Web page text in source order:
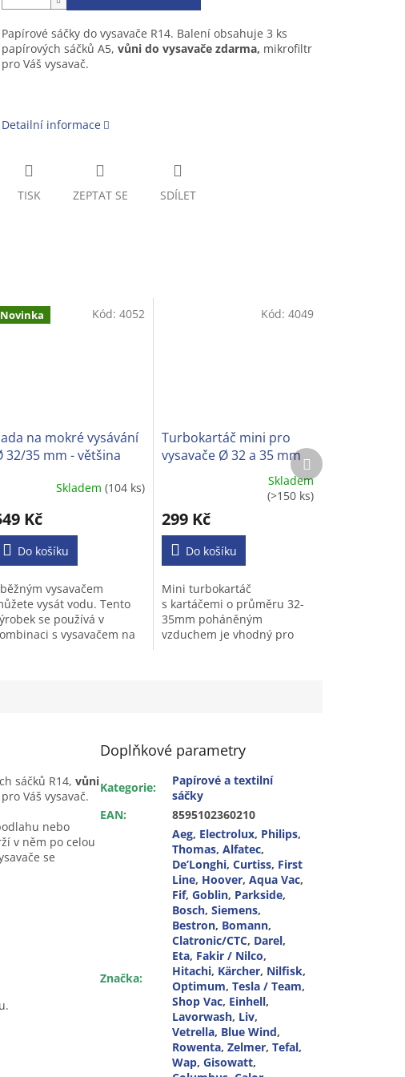
Papírové sáčky do vysavače R14. Balení obsahuje 3 ks
papírových sáčků A5, vůni do vysavače zdarma, mikrofiltr
pro Váš vysavač.
Detailní informace
TISK ZEPTAT SE SDÍLET
Novinka
na mokré vysávání
32/35 mm - většina
Skladem(104 ks)
Kč
Do košíku
vysavačem
vysát vodu. Tento
se používá v
s vysavačem na
Kód:4052
Turbokartáč mini pro
vysavače Ø 32 a 35 mm
produktu
je
z
hvězdiček.
Skladem
(>150 ks)
299 Kč
Do košíku
Mini turbokartáč
s kartáčemi o průměru 32-
35mm poháněným
vzduchem je vhodný pro
Kód: 4049
Další
produkt
sáčků R14, vůni
Váš vysavač.
nebo
v něm po celou
se
Doplňkové parametry
Kategorie:
Papírové a textilní
sáčky
EAN: 8595102360210
Značka:
Aeg, Electrolux, Philips,
Thomas,Alfatec,
De’Longhi,Curtiss, First
Line, Hoover,Aqua Vac,
Fif,Goblin, Parkside,
Bosch,Siemens,
Bestron, Bomann,
Clatronic/CTC, Darel,
Eta, Fakir / Nilco,
Hitachi, Kärcher, Nilfisk,
Optimum,Tesla / Team,
Shop Vac, Einhell,
Lavorwash, Liv,
Vetrella, Blue Wind,
Rowenta,Zelmer,Tefal,
Wap,Gisowatt,